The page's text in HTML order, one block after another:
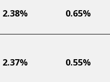
0.65%
2.38%
0.55%
2.37%